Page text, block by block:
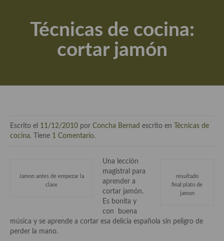
Apuntes, estudios sobre temas interesantes e importantes
Aceite de Oliva Virgen Extra (AOVE)
El mundo del vino y las bebidas
En la mesa: menaje, vajilla, técnicas de emplatado, decoración
Especias, hierbas, condimentos, espesantes y aditivos
Historia de la gastronomía, platos celebres, cocineros, críticos,
historias culinarias y otras cosas
Técnicas de cocina:
cortar jamón
Escrito el 11/12/2010 por Concha Bernad escrito en
Técnicas de
cocina. Tiene 1 Comentario.
resultado
final:plato de
jamon
Jamon antes de empezar la
clase
Una lección
magistral para
aprender a
cortar jamón.
Es bonita y
con buena
música y se aprende a cortar esa delicia española sin peligro de
perder la mano.